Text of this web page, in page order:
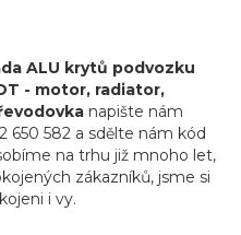
ALU krytů podvozku
- motor, radiator,
napište nám
650 582 a sdělte nám kód
na trhu již mnoho let,
zákazníků, jsme si
i vy.